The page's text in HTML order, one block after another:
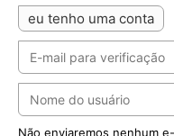
eu tenho uma conta
Não enviaremos nenhum